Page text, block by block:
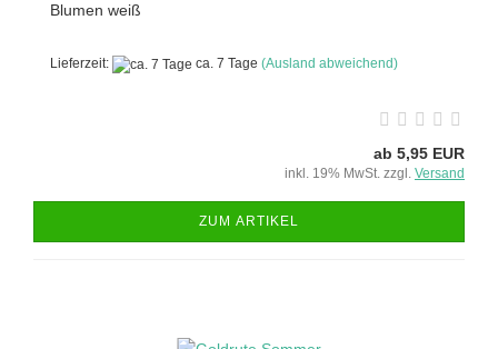
Blumen weiß
Lieferzeit: ca. 7 Tage (Ausland abweichend)
ab 5,95 EUR
inkl. 19% MwSt. zzgl. Versand
ZUM ARTIKEL